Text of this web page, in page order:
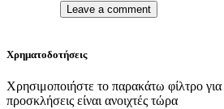
Χρηματοδοτήσεις
Χρησιμοποιήστε το παρακάτω φίλτρο για
προσκλήσεις είναι ανοιχτές τώρα